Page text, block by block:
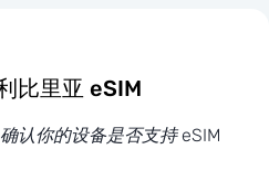
比里亚 eSIM
认你的设备是否支持 eSIM